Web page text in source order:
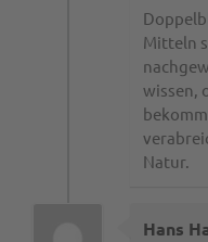
Mitteln
wissen,
Natur.
Hans